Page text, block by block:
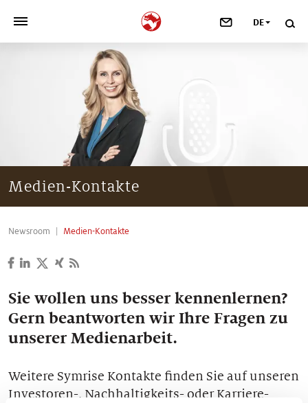
>
IHRE KARRIERE >
Unsere Geschichten
DE
Medien-Kontakte
Newsroom Medien-Kontakte
Sie wollen uns besser kennenlernen?
Gern beantworten wir Ihre Fragen zu
unserer Medienarbeit.
Weitere Symrise Kontakte finden Sie auf unseren
Investoren-, Nachhaltigkeits- oder Karriere-